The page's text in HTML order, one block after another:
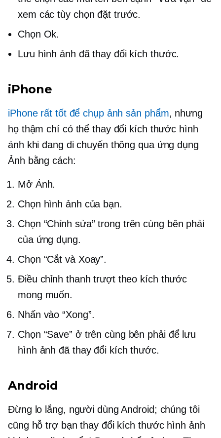
xem các tùy chọn đặt trước.
Chọn Ok.
Lưu hình ảnh đã thay đổi kích thước.
iPhone
iPhone rất tốt để chụp ảnh sản phẩm, nhưng
họ thậm chí có thể thay đổi kích thước hình
ảnh khi đang di chuyển thông qua ứng dụng
Ảnh bằng cách:
Mở Ảnh.
Chọn hình ảnh của bạn.
Chọn “Chỉnh sửa” trong trên cùng bên phải
của ứng dụng.
Chọn “Cắt và Xoay”.
Điều chỉnh thanh trượt theo kích thước
mong muốn.
Nhấn vào “Xong”.
Chọn “Save” ở trên cùng bên phải để lưu
hình ảnh đã thay đổi kích thước.
Android
Đừng lo lắng, người dùng Android; chúng tôi
cũng hỗ trợ bạn thay đổi kích thước hình ảnh